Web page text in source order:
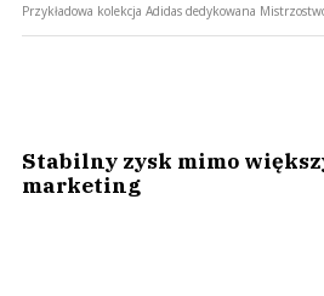
Przykładowa kolekcja Adidas dedykowana
Stabilny zysk mimo
marketing